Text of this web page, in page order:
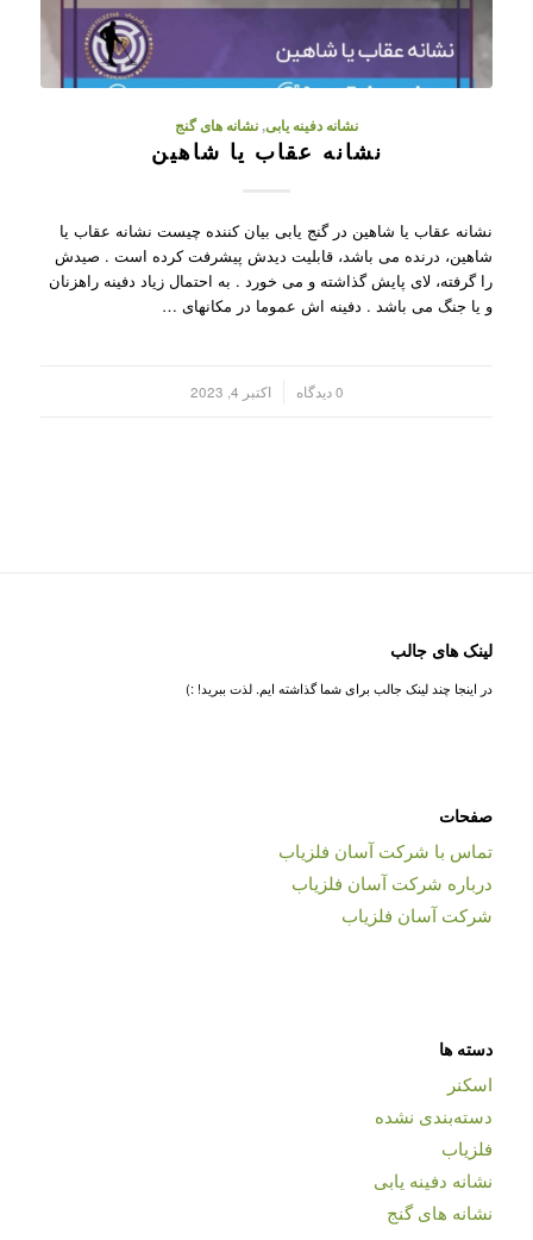
نشانه دفینه یابی,نشانه های گنج
نشانه عقاب یا شاهین
نشانه عقاب یا شاهین در گنج یابی بیان کننده چیست نشانه عقاب یا
شاهین، درنده می باشد، قابلیت دیدش پیشرفت کرده است . صیدش
را گرفته، لای پایش گذاشته و می خورد . به احتمال زیاد دفینه راهزنان
و یا جنگ می باشد . دفینه اش عموما در مکانهای …
0 دیدگاه اکتبر 4, 2023
لینک های جالب
در اینجا چند لینک جالب برای شما گذاشته ایم. لذت ببرید! :)
صفحات
تماس با شرکت آسان فلزیاب
درباره شرکت آسان فلزیاب
شرکت آسان فلزیاب
دسته ها
اسکنر
دسته‌بندی نشده
فلزیاب
نشانه دفینه یابی
نشانه های گنج